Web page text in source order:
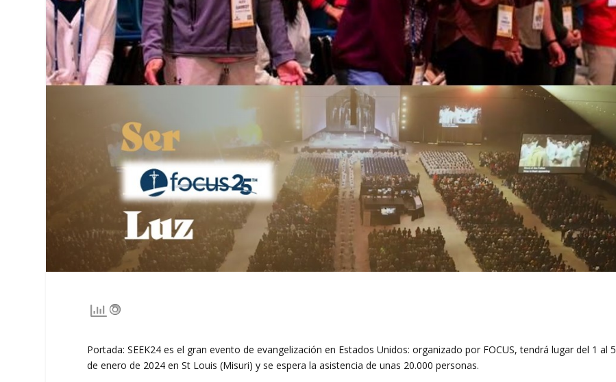
Portada: SEEK24 es el gran evento de evangelización en Estados Unidos: organizado por FOCUS, tendrá lugar del 1 al 5
de enero de 2024 en St Louis (Misuri) y se espera la asistencia de unas 20.000 personas.